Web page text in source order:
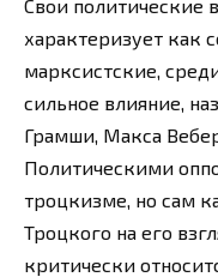
Свои политические
характеризует как
марксистские,
сильное влияние,
Грамши, Макса
Политическими
троцкизме, но сам
Троцкого на его
критически